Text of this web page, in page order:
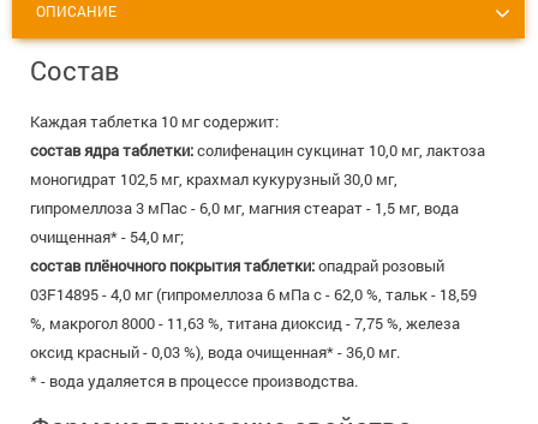
ОПИСАНИЕ
Состав
Каждая таблетка 10 мг содержит:
состав ядра таблетки:солифенацин сукцинат 10,0 мг, лактоза
моногидрат 102,5 мг, крахмал кукурузный 30,0 мг,
гипромеллоза 3 мПас - 6,0 мг, магния стеарат - 1,5 мг, вода
очищенная* - 54,0 мг;
состав плёночного покрытия таблетки:опадрай розовый
03F14895 - 4,0 мг (гипромеллоза 6 мПа с - 62,0 %, тальк - 18,59
%, макрогол 8000 - 11,63 %, титана диоксид - 7,75 %, железа
оксид красный - 0,03 %), вода очищенная* - 36,0 мг.
* - вода удаляется в процессе производства.